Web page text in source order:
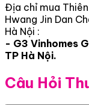
Địa chỉ mua
Hwang Jin Dan
Hà Nội :
- G3 Vinhomes
TP Hà Nội.
Câu Hỏi